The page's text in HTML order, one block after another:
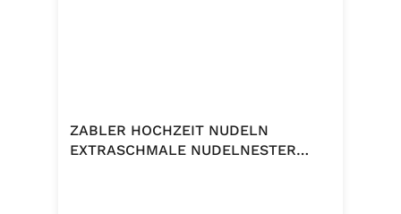
ZABLER HOCHZEIT NUDELN
EXTRASCHMALE NUDELNESTER